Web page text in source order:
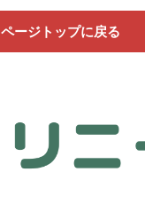
ページトップに戻る